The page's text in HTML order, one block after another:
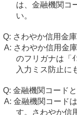
は、金融機関コ
い。
さわやか信用金
さわやか信用金
のフリガナは「
入力ミス防止に
金融機関コード
金融機関コード
す。さわやか信